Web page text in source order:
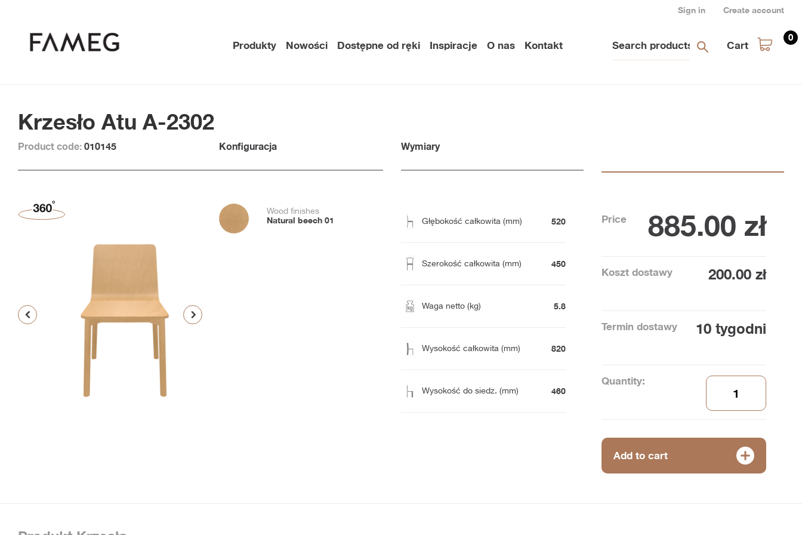
Sign in Create account
Produkty Nowości Dostępne od ręki Inspiracje O nas Kontakt Cart
0
Krzesło Atu A-2302
Product code: 010145 Konfiguracja
Wood finishes
Natural beech 01
Wymiary
Głębokość całkowita (mm) 520
Szerokość całkowita (mm) 450
Waga netto (kg) 5.8
Wysokość całkowita (mm) 820
Wysokość do siedz. (mm) 460
Price 885.00 zł
Koszt dostawy 200.00 zł
Termin dostawy 10 tygodni
Quantity:
Add to cart